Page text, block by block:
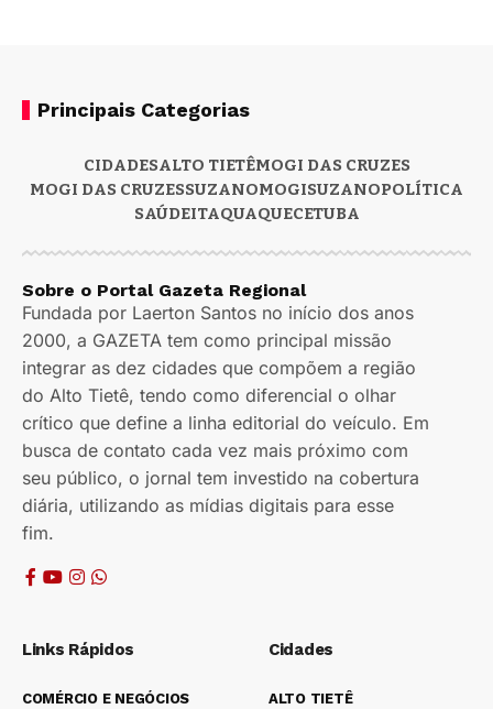
Principais Categorias
CIDADESALTO TIETÊMOGI DAS CRUZES
MOGI DAS CRUZESSUZANOMOGISUZANOPOLÍTICA
SAÚDEITAQUAQUECETUBA
Sobre o Portal Gazeta Regional
Fundada por Laerton Santos no início dos anos
2000, a GAZETA tem como principal missão
integrar as dez cidades que compõem a região
do Alto Tietê, tendo como diferencial o olhar
crítico que define a linha editorial do veículo. Em
busca de contato cada vez mais próximo com
seu público, o jornal tem investido na cobertura
diária, utilizando as mídias digitais para esse
fim.
Links Rápidos
COMÉRCIO E NEGÓCIOS
Cidades
ALTO TIETÊ